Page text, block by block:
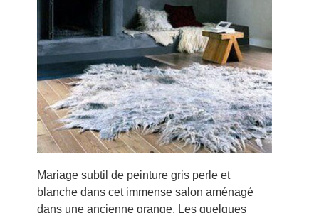
Mariage subtil de peinture gris perle et
blanche dans cet immense salon aménagé
dans une ancienne grange. Les quelques